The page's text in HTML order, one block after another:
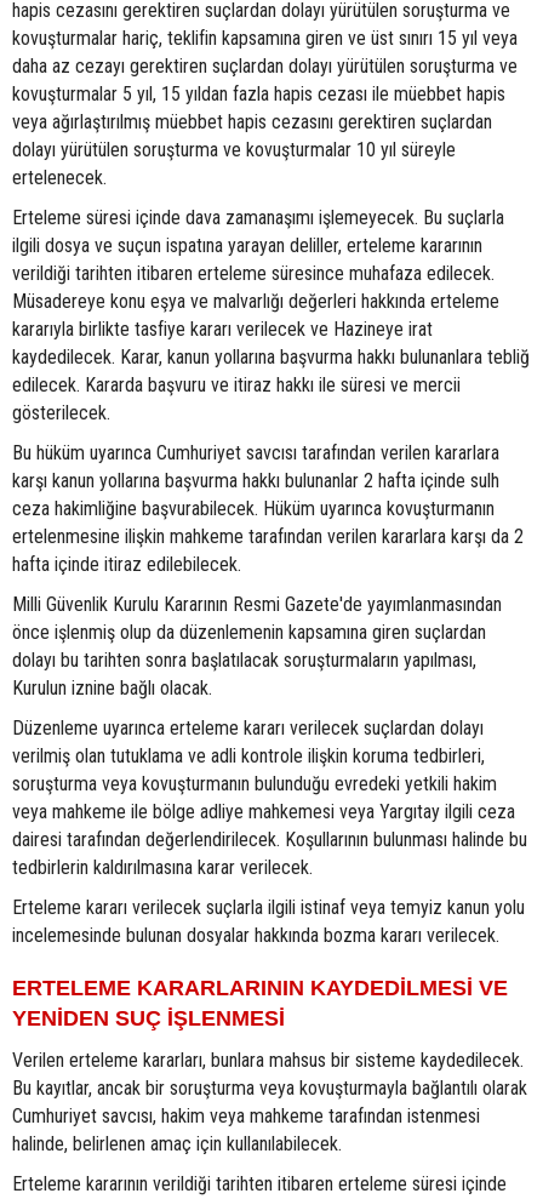
hapis cezasını gerektiren suçlardan dolayı yürütülen soruşturma ve
kovuşturmalar hariç, teklifin kapsamına giren ve üst sınırı 15 yıl veya
daha az cezayı gerektiren suçlardan dolayı yürütülen soruşturma ve
kovuşturmalar 5 yıl, 15 yıldan fazla hapis cezası ile müebbet hapis
veya ağırlaştırılmış müebbet hapis cezasını gerektiren suçlardan
dolayı yürütülen soruşturma ve kovuşturmalar 10 yıl süreyle
ertelenecek.
Erteleme süresi içinde dava zamanaşımı işlemeyecek. Bu suçlarla
ilgili dosya ve suçun ispatına yarayan deliller, erteleme kararının
verildiği tarihten itibaren erteleme süresince muhafaza edilecek.
Müsadereye konu eşya ve malvarlığı değerleri hakkında erteleme
kararıyla birlikte tasfiye kararı verilecek ve Hazineye irat
kaydedilecek. Karar, kanun yollarına başvurma hakkı bulunanlara tebliğ
edilecek. Kararda başvuru ve itiraz hakkı ile süresi ve mercii
gösterilecek.
Bu hüküm uyarınca Cumhuriyet savcısı tarafından verilen kararlara
karşı kanun yollarına başvurma hakkı bulunanlar 2 hafta içinde sulh
ceza hakimliğine başvurabilecek. Hüküm uyarınca kovuşturmanın
ertelenmesine ilişkin mahkeme tarafından verilen kararlara karşı da 2
hafta içinde itiraz edilebilecek.
Milli Güvenlik Kurulu Kararının Resmi Gazete'de yayımlanmasından
önce işlenmiş olup da düzenlemenin kapsamına giren suçlardan
dolayı bu tarihten sonra başlatılacak soruşturmaların yapılması,
Kurulun iznine bağlı olacak.
Düzenleme uyarınca erteleme kararı verilecek suçlardan dolayı
verilmiş olan tutuklama ve adli kontrole ilişkin koruma tedbirleri,
soruşturma veya kovuşturmanın bulunduğu evredeki yetkili hakim
veya mahkeme ile bölge adliye mahkemesi veya Yargıtay ilgili ceza
dairesi tarafından değerlendirilecek. Koşullarının bulunması halinde bu
tedbirlerin kaldırılmasına karar verilecek.
Erteleme kararı verilecek suçlarla ilgili istinaf veya temyiz kanun yolu
incelemesinde bulunan dosyalar hakkında bozma kararı verilecek.
ERTELEME KARARLARININ KAYDEDİLMESİ VE
YENİDEN SUÇ İŞLENMESİ
Verilen erteleme kararları, bunlara mahsus bir sisteme kaydedilecek.
Bu kayıtlar, ancak bir soruşturma veya kovuşturmayla bağlantılı olarak
Cumhuriyet savcısı, hakim veya mahkeme tarafından istenmesi
halinde, belirlenen amaç için kullanılabilecek.
Erteleme kararının verildiği tarihten itibaren erteleme süresi içinde